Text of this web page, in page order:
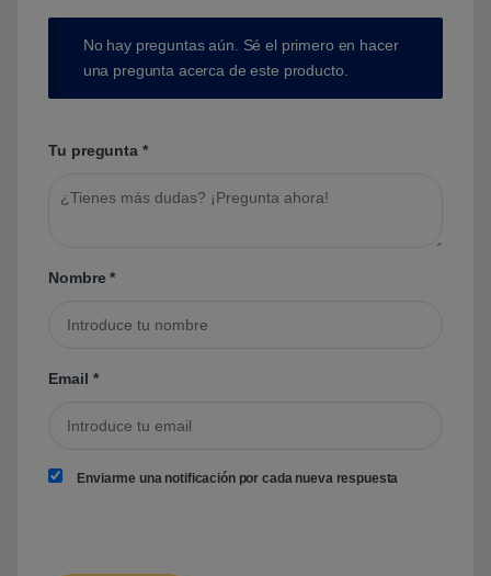
No hay preguntas aún. Sé el primero en hacer
una pregunta acerca de este producto.
Tu pregunta *
Nombre*
Email *
Enviarme una notificación por cada nueva respuesta